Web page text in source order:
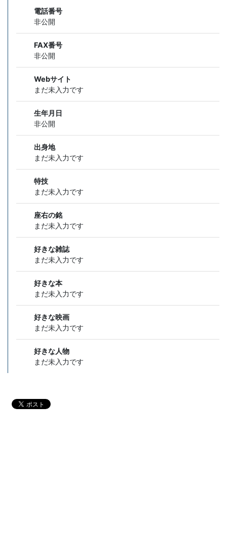
電話番号
非公開
FAX番号
非公開
Webサイト
まだ未入力です
生年月日
非公開
出身地
まだ未入力です
特技
まだ未入力です
座右の銘
まだ未入力です
好きな雑誌
まだ未入力です
好きな本
まだ未入力です
好きな映画
まだ未入力です
好きな人物
まだ未入力です